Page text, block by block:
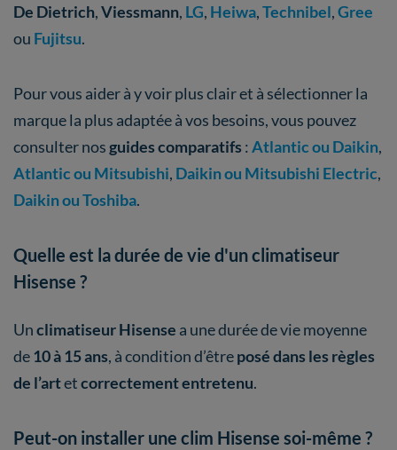
De Dietrich,Viessmann, LG, Heiwa,Technibel,Gree
ou Fujitsu.
Pour vous aider à y voir plus clair et à sélectionner la
marque la plus adaptée à vos besoins, vous pouvez
consulter nosguides comparatifs :Atlantic ou Daikin,
Atlantic ou Mitsubishi, Daikin ou Mitsubishi Electric,
Daikin ou Toshiba.
Quelle est la durée de vie d'un climatiseur
Hisense ?
Unclimatiseur Hisense a une durée de vie moyenne
de10 à 15 ans, à condition d’êtreposé dans les règles
de l’artetcorrectement entretenu.
Peut-on installer une clim Hisense soi-même ?